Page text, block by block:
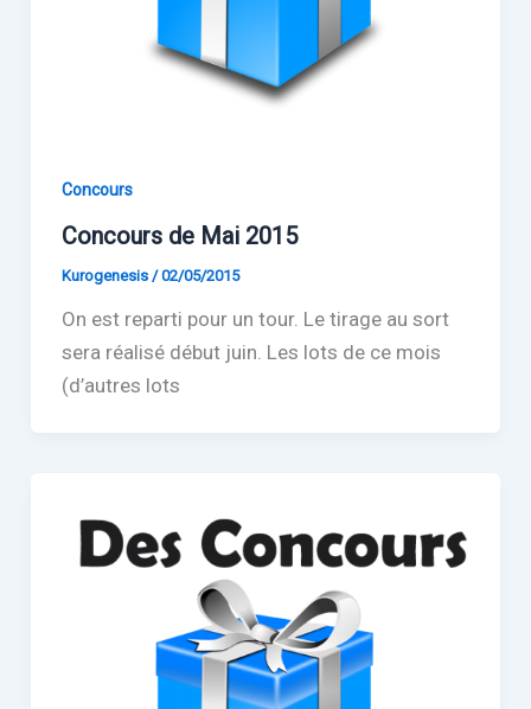
Concours
Concours de Mai 2015
Kurogenesis /02/05/2015
On est reparti pour un tour. Le tirage au sort
sera réalisé début juin. Les lots de ce mois
(d’autres lots